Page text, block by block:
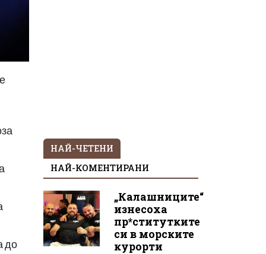
до
НАЙ-ЧЕТЕНИ
НАЙ-КОМЕНТИРАНИ
„Калашниците“
изнесоха
пр*ститутките
си в морските
курорти